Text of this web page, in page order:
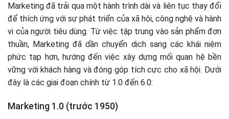
Khó khăn trong đo lường
Nguy cơ bảo mật dữ liệu
Cạnh tranh khốc liệt
Ví dụ thực tế về Marketing 6.0
Amazon
Netflix
Marketing đã trải qua một hành trình dài và liên tục thay đổi
để thích ứng với sự phát triển của xã hội, công nghệ và hành
vi của người tiêu dùng. Từ việc tập trung vào sản phẩm đơn
thuần, Marketing đã dần chuyển dịch sang các khái niệm
phức tạp hơn, hướng đến việc xây dựng mối quan hệ bền
vững với khách hàng và đóng góp tích cực cho xã hội. Dưới
đây là các giai đoạn chính từ 1.0 đến 6.0:
Marketing 1.0 (trước 1950)